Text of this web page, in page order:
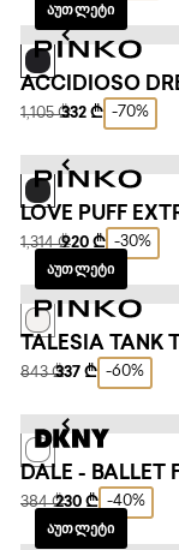
ᲐᲣᲗᲚᲔᲢᲘ
ACCIDIOSO
1,105 ₾332 ₾ -70%
LOVE PUFF
1,314 ₾920 ₾ -30%
ᲐᲣᲗᲚᲔᲢᲘ
TALESIA TANK
843 ₾337 ₾ -60%
DALE - BALLET
384 ₾230 ₾ -40%
ᲐᲣᲗᲚᲔᲢᲘ